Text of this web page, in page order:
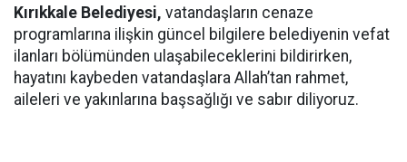
Kırıkkale Belediyesi, vatandaşların cenaze
programlarına ilişkin güncel bilgilere belediyenin vefat
ilanları bölümünden ulaşabileceklerini bildirirken,
hayatını kaybeden vatandaşlara Allah’tan rahmet,
aileleri ve yakınlarına başsağlığı ve sabır diliyoruz.